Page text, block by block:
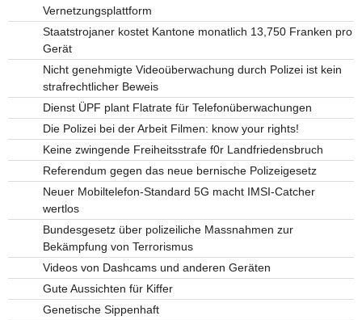
Vernetzungsplattform
Staatstrojaner kostet Kantone monatlich 13,750 Franken pro
Gerät
Nicht genehmigte Videoüberwachung durch Polizei ist kein
strafrechtlicher Beweis
Dienst ÜPF plant Flatrate für Telefonüberwachungen
Die Polizei bei der Arbeit Filmen: know your rights!
Keine zwingende Freiheitsstrafe f0r Landfriedensbruch
Referendum gegen das neue bernische Polizeigesetz
Neuer Mobiltelefon-Standard 5G macht IMSI-Catcher
wertlos
Bundesgesetz über polizeiliche Massnahmen zur
Bekämpfung von Terrorismus
Videos von Dashcams und anderen Geräten
Gute Aussichten für Kiffer
Genetische Sippenhaft